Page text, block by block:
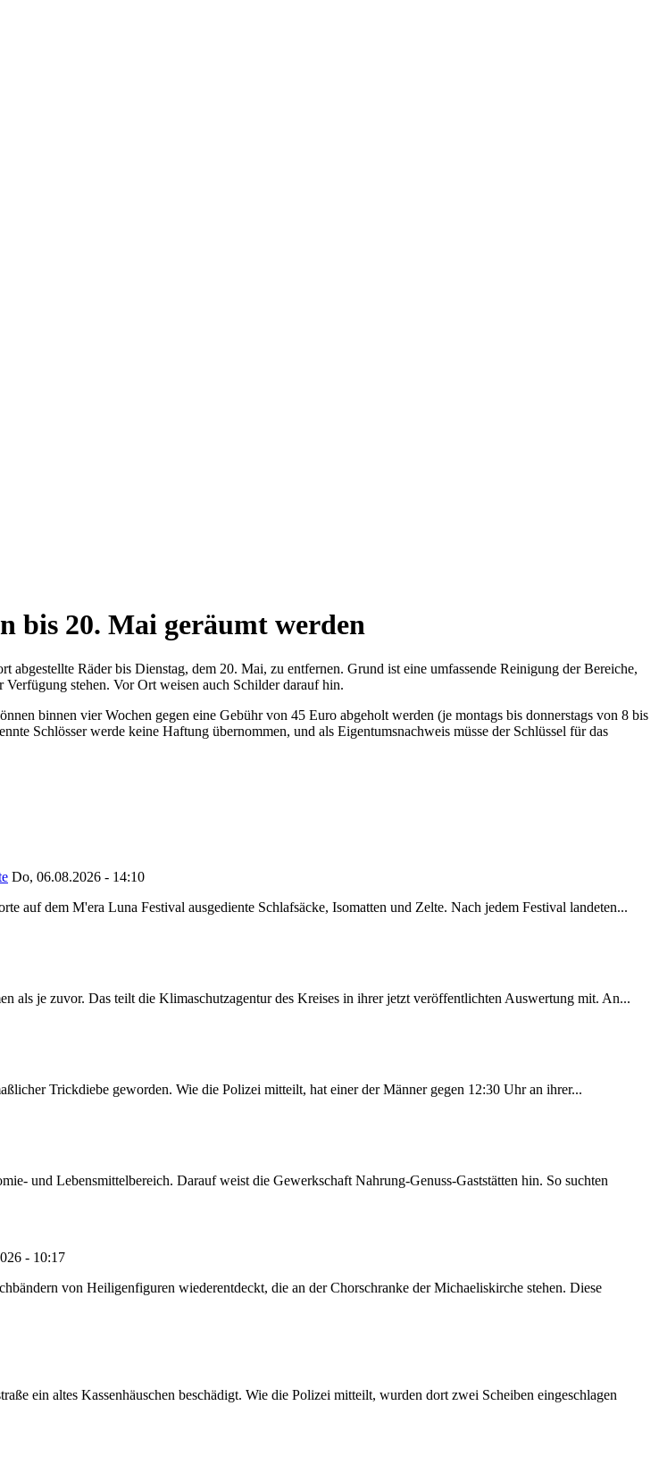
bis 20. Mai geräumt werden
Räder bis Dienstag, dem 20. Mai, zu entfernen. Grund ist eine umfassende Reinigung der Bereiche,
stehen. Vor Ort weisen auch Schilder darauf hin.
binnen vier Wochen gegen eine Gebühr von 45 Euro abgeholt werden (je montags bis donnerstags von 8 bis
Schlösser werde keine Haftung übernommen, und als Eigentumsnachweis müsse der Schlüssel für das
Do, 06.08.2026 - 14:10
auf dem M'era Luna Festival ausgediente Schlafsäcke, Isomatten und Zelte. Nach jedem Festival landeten...
als je zuvor. Das teilt die Klimaschutzagentur des Kreises in ihrer jetzt veröffentlichten Auswertung mit. An...
Trickdiebe geworden. Wie die Polizei mitteilt, hat einer der Männer gegen 12:30 Uhr an ihrer...
und Lebensmittelbereich. Darauf weist die Gewerkschaft Nahrung-Genuss-Gaststätten hin. So suchten
- 10:17
von Heiligenfiguren wiederentdeckt, die an der Chorschranke der Michaeliskirche stehen. Diese
ein altes Kassenhäuschen beschädigt. Wie die Polizei mitteilt, wurden dort zwei Scheiben eingeschlagen